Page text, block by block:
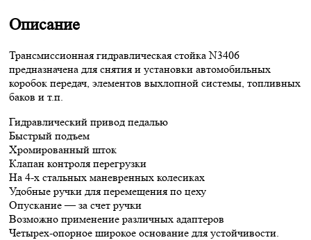
Описание
Трансмиссионная гидравлическая cтойка N3406
предназначена для снятия и установки автомобильных
коробок передач, элементов выхлопной системы, топливных
баков и т.п.
Гидравлический привод педалью
Быстрый подъем
Хромированный шток
Клапан контроля перегрузки
На 4-х стальных маневренных колесиках
Удобные ручки для перемещения по цеху
Опускание — за счет ручки
Возможно применение различных адаптеров
Четырех-опорное широкое основание для устойчивости.